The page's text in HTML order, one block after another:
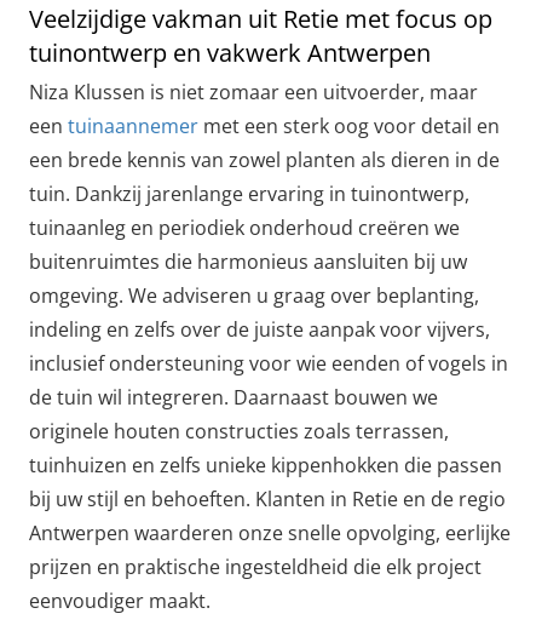
Veelzijdige vakman uit Retie met focus op
tuinontwerp en vakwerk Antwerpen
Niza Klussen is niet zomaar een uitvoerder, maar
een tuinaannemer met een sterk oog voor detail en
een brede kennis van zowel planten als dieren in de
tuin. Dankzij jarenlange ervaring in tuinontwerp,
tuinaanleg en periodiek onderhoud creëren we
buitenruimtes die harmonieus aansluiten bij uw
omgeving. We adviseren u graag over beplanting,
indeling en zelfs over de juiste aanpak voor vijvers,
inclusief ondersteuning voor wie eenden of vogels in
de tuin wil integreren. Daarnaast bouwen we
originele houten constructies zoals terrassen,
tuinhuizen en zelfs unieke kippenhokken die passen
bij uw stijl en behoeften. Klanten in Retie en de regio
Antwerpen waarderen onze snelle opvolging, eerlijke
prijzen en praktische ingesteldheid die elk project
eenvoudiger maakt.